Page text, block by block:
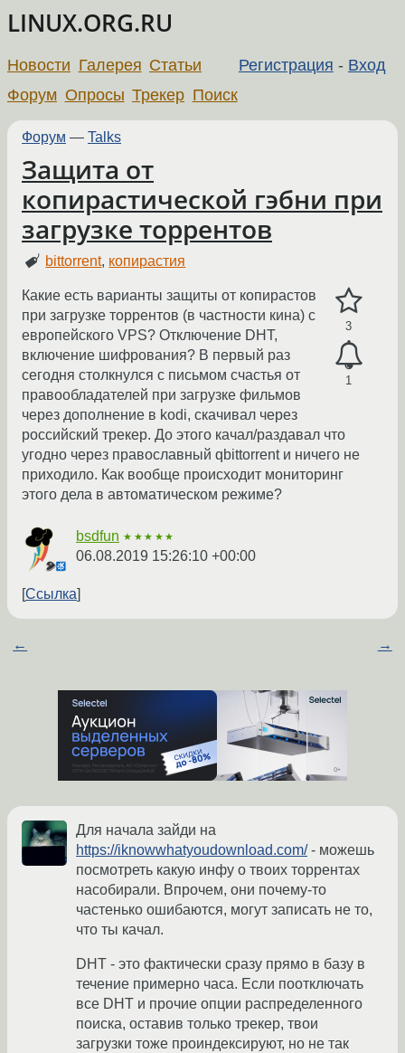
LINUX.ORG.RU
Регистрация - Вход
Новости Галерея Статьи
Форум Опросы Трекер Поиск
Форум — Talks
Защита от
копирастической гэбни при
загрузке торрентов
bittorrent, копирастия
3
1
Какие есть варианты защиты от копирастов
при загрузке торрентов (в частности кина) с
европейского VPS? Отключение DHT,
включение шифрования? В первый раз
сегодня столкнулся с письмом счастья от
правообладателей при загрузке фильмов
через дополнение в kodi, скачивал через
российский трекер. До этого качал/раздавал что
угодно через православный qbittorrent и ничего не
приходило. Как вообще происходит мониторинг
этого дела в автоматическом режиме?
bsdfun ★★★★★
06.08.2019 15:26:10 +00:00
Ссылка
← →
Для начала зайди на
https://iknowwhatyoudownload.com/- можешь
посмотреть какую инфу о твоих торрентах
насобирали. Впрочем, они почему-то
частенько ошибаются, могут записать не то,
что ты качал.
DHT - это фактически сразу прямо в базу в
течение примерно часа. Если поотключать
все DHT и прочие опции распределенного
поиска, оставив только трекер, твои
загрузки тоже проиндексируют, но не так